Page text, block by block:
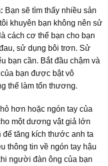
Bạn sẽ tìm thấy nhiều sản
khuyên bạn không nên sử
cách cơ thể bạn cho bạn
sử dụng bôi trơn. Sử
bạn cần. Bắt đầu chậm và
bạn được bật vô
thể làm tổn thương.
hơn hoặc ngón tay của
một dương vật giả lớn
để tăng kích thước anh ta
thông tin về ngón tay hậu
người đàn ông của bạn